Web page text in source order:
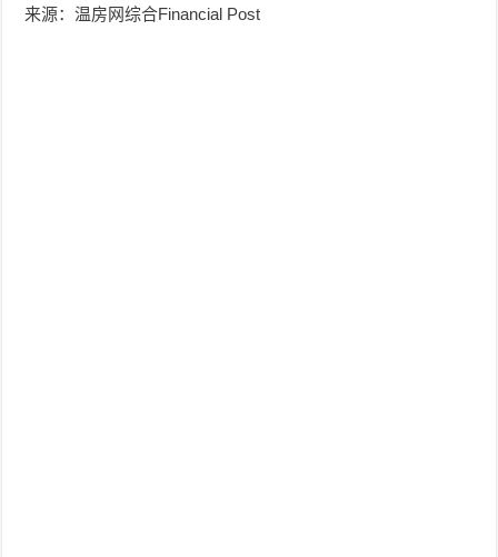
来源：温房网综合Financial Post